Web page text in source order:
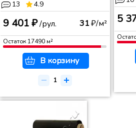
13 4.9
9 401 ₽/рул. 31₽/м²
Остаток 17490м²
В корзину
5